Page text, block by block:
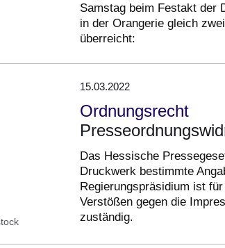
Samstag beim Festakt der
in der Orangerie gleich
überreicht:
15.03.2022
Ordnungsrecht
Das Hessische
Druckwerk bestimmte
Regierungspräsidium ist
Verstößen gegen die
zuständig.